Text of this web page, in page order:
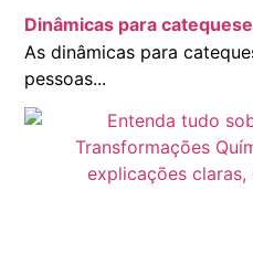
Dinâmicas para catequese
As dinâmicas para
pessoas...